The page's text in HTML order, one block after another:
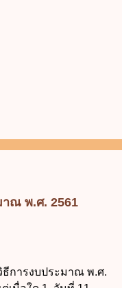
าณ พ.ศ. 2561
การงบประมาณ พ.ศ.